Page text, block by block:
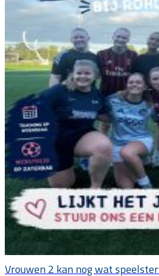
Vrouwen 2 kan nog wat